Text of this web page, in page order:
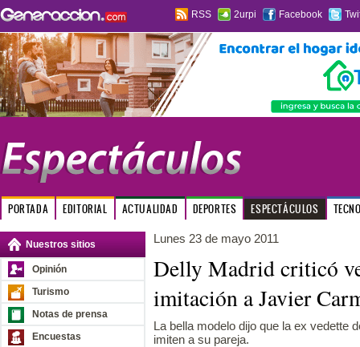
RSS 2urpi Facebook
PORTADA EDITORIAL ACTUALIDAD DEPORTES ESPECTÁCULOS
Nuestros sitios
Opinión
Turismo
Notas de prensa
Encuestas
Lunes 23 de mayo 2011
Delly Madrid criticó
imitación a Javier
La bella modelo dijo que la ex vedette
imiten a su pareja.